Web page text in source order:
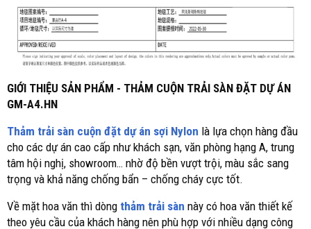
GIỚI THIỆU SẢN PHẨM - THẢM CUỘN TRẢI SÀN ĐẶT DỰ ÁN
GM-A4.HN
Thảm trải sàn cuộn đặt dự án sợi Nylon là lựa chọn hàng đầu
cho các dự án cao cấp như khách sạn, văn phòng hạng A, trung
tâm hội nghị, showroom… nhờ độ bền vượt trội, màu sắc sang
trọng và khả năng chống bẩn – chống cháy cực tốt.
Về mặt hoa văn thì dòng thảm trải sàn này có hoa văn thiết kế
theo yêu cầu của khách hàng nên phù hợp với nhiều dạng công